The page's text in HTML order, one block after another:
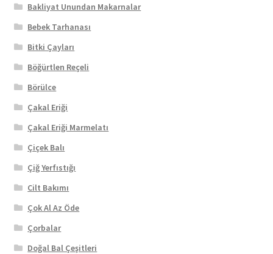
Bakliyat Unundan Makarnalar
Bebek Tarhanası
Bitki Çayları
Böğürtlen Reçeli
Börülce
Çakal Eriği
Çakal Eriği Marmelatı
Çiçek Balı
Çiğ Yerfıstığı
Cilt Bakımı
Çok Al Az Öde
Çorbalar
Doğal Bal Çeşitleri